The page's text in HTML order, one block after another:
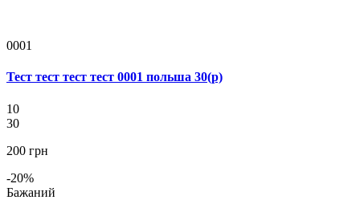
0001
Тест тест тест тест 0001 польша 30(р)
10
30
200 грн
-20%
Бажаний